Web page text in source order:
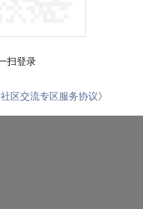
扫登录
区交流专区服务协议》